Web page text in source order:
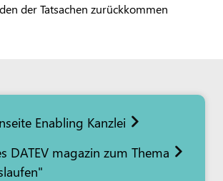
der Tatsachen zurückkommen
Enabling Kanzlei
DATEV magazin zum Thema